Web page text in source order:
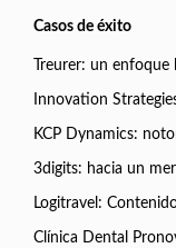
Casos de éxito
Treurer: un
Innovation
KCP Dynamics:
3digits: hacia un
Logitravel:
Clínica Dental